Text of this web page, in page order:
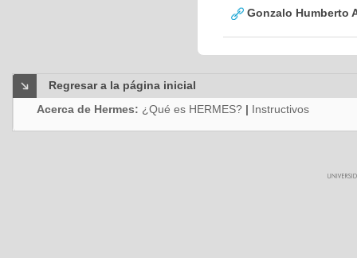
Gonzalo Humberto
Regresar a la página inicial
Acerca de Hermes: ¿Qué es HERMES? | Instructivos